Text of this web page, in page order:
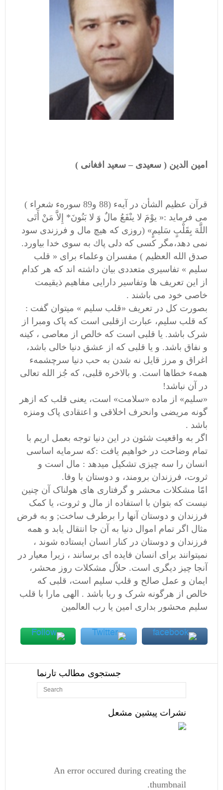
امین الدین ( سعیدی – سعید افغانی )
قرآن عظیم الشأن در آیهء (88 و89 سورهء شعراء )
می فرماید :« یوْمَ لا ینْفَعُ مالٌ وَ لا بَنُونَ* إِلاَّ مَنْ أَتَى
اللَّهَ بِقَلْبٍ سَلیمٍ» (روزى كه هيچ مال و فرزندى سود
نمى‏ دهد،مگر كسى كه دلى پاك به سوى خدا بياورد.
صدق الله العظیم ) مفسران وعلماء برای « قلب
سلیم » تفاسیری متعددی بیان داشته اند که هر کدام
از این تعریف ها وتفاسیر دارایی مفاهیم ذیقیمت
خاصی خود می باشند .
بصورت کل در تعریف «قلب سلیم » میتوان گفت :
که قلب سلیم، عبارت ازقلبی است که پاک ومبرا از
شرک باشد. یا قلبی است که خالص از معاصی ، کینه
و نفاق باشد. و یا قلبی که از عشق دنیا خالی باشد،
اغراق و مرز قایل نه شدن به حب دنیا سرچشمهء
همهء خطاها است. و بالاخره قلبی، که جُز الله تعالی
در آن نباشد!
«سلیم» از ماده «سلامت» است، یعنی قلب که ازهر
گونه مریضی وانحرف اخلاقی و اعتقادی پاک ومنزه
باشد .
اگر به واقعیت شئون در این دنیا توجه بعمل اریم با
تمام وضاحت در خواهیم یافت :که سرمایه اساسی
انسان را سه چیزی تشکیل میدهد : مال است و
ثروت، فرزندان برومند، و دوستان با وفا.
امّا مشکلات محشر و گرفتارى هاى هولناک آن چنین
نیست که بتوان با استفاده از مال و ثروت، یا کمک
فرزندان و دوستان آنها را برطرف ساخت; و به فرض
مثال اگر تمام اموال دنیا به آن جا انتقال یابد و همه
فرزندان و دوستان در کنار انسان ایستاده شوند ،
نمیتوانند برای انسان فایده ای برسانند ، زیرا معیار در
آنجا چیز دیگرى است. حلاّل مشکلات روز محشر،
ایمان و عمل صالح و قلب سلیم است، قلبى که
خالص از هرگونه شرک و ریا باشد . الهی مارا با قلب
سلیم محشور بداری امین یا رب العالمین
جستجوی مطالب تارنما
نشرات پیشین مشعل
An error occured during creating the
thumbnail.